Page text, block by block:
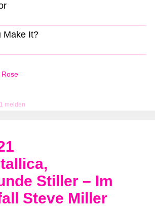
melden
Make It?
Rose
Stiller – Im
Steve Miller